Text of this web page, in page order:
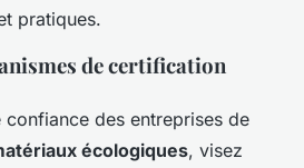
pratiques.
de certification
des entreprises de
écologiques, visez